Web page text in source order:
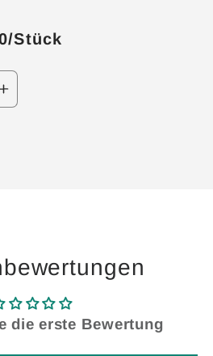
Stück
Erhöhe
die erste Bewertung